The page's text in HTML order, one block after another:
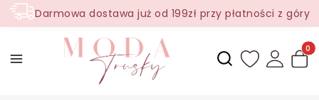
Darmowa dostawa już od 199zł przy płatności z góry
Otwórz